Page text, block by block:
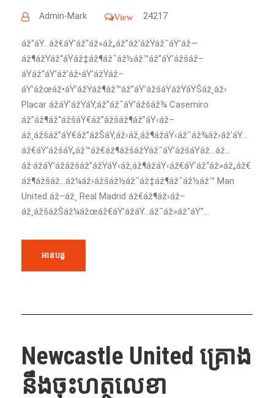
Admin-Mark View 24217
áž“áŸ…áž€áŸ’áž“áž»áž„áž”áž‘ážŸáž˜áŸ’áž—
áž¶ážŸáž“áŸáž‡áž¶áž˜áž½áž™áž”áŸ’ážšáž–
áŸáž“áŸ’áž’áž•áŸ’ážŸáž–
áŸ’ážœáž•áŸ’ážŸáž¶áž™áž”áŸ’ážšáŸážŸáŸŠáž¸áž›
Placar ážáŸ’ážŸáŸ‚áž”áž˜áŸ’ážšáž¾ Casemiro
áž”áž¶áž“ážšáŸ€áž”ážšáž¶áž”áŸ‹áž–
áž¸ážšáž”áŸ€áž”ážŠáŸ‚áž›áž‚áž¶ážáŸ‹áž˜áž¾áž›áž‘áŸ…
áž€áŸ’ážšáŸ„áž™áž€áž¶ážšážŸáž˜áŸ’ážšáŸáž…áž…
áž·ážáŸ’ážážšáž”ážŸáŸ‹áž‚áž¶ážáŸ‹áž€áŸ’áž“áž»áž„áž€
áž¶ážšáž…áž¼áž›ážšáž½áž˜áž‡áž¶áž˜áž½áž™ Man
United áž–áž¸ Real Madrid áž€áž¶áž›áž–
áž¸ážšážŠáž¼ážœáž€áŸ’ážáŸ…áž˜áž»áž“áŸ”...
អានបន្ត
Newcastle United គ្រោង
នឹងចុះហត្ថលេខា